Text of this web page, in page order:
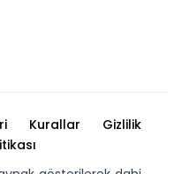
Kurallar
Gizlilik